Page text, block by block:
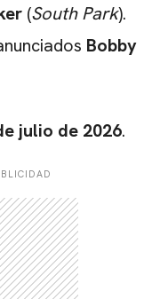
(South Park).
Bobby
julio de 2026.